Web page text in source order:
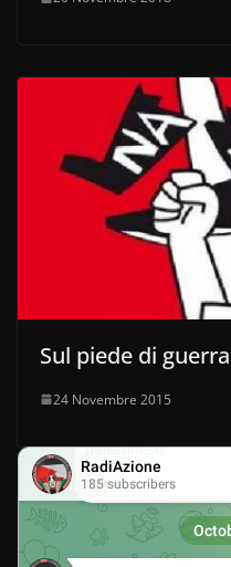
Sul piede di guerra
24 Novembre 2015